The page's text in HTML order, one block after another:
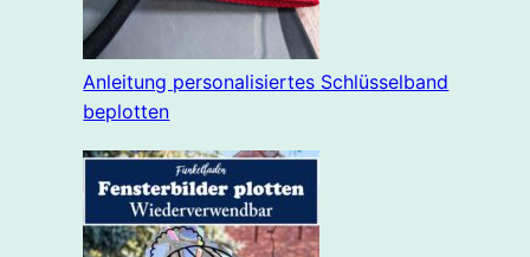
Anleitung personalisiertes Schlüsselband
beplotten